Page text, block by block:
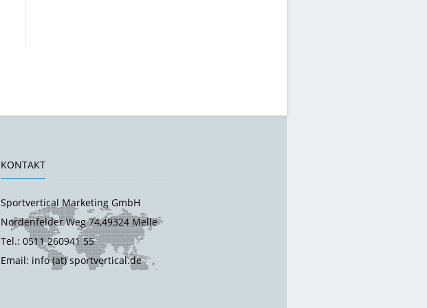
KONTAKT
Sportvertical Marketing GmbH
Nordenfelder Weg 74,49324 Melle
Tel.: 0511 260941 55
Email: info (at) sportvertical.de